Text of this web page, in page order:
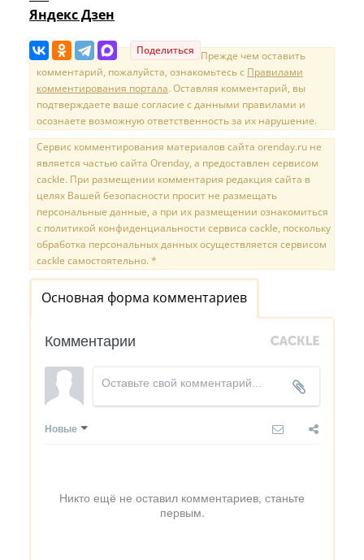
Яндекс Дзен
Поделиться Прежде чем оставить
комментарий, пожалуйста, ознакомьтесь с Правилами
комментирования портала. Оставляя комментарий, вы
подтверждаете ваше согласие с данными правилами и
осознаете возможную ответственность за их нарушение.
Сервис комментирования материалов сайта orenday.ru не
является частью сайта Orenday, а предоставлен сервисом
cackle. При размещении комментария редакция сайта в
целях Вашей безопасности просит не размещать
персональные данные, а при их размещении ознакомиться
с политикой конфиденциальности сервиса cackle, поскольку
обработка персональных данных осуществляется сервисом
cackle самостоятельно. *
Основная форма комментариев
Комментарии
Новые
Никто ещё не оставил комментариев, станьте
первым.